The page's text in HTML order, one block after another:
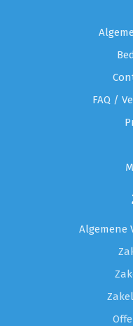
FAQ /
Algemene